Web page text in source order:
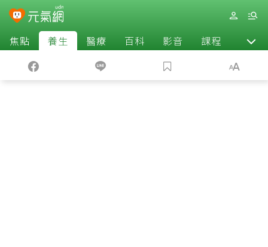
焦點 養生 醫療 百科 影音 課程 退休